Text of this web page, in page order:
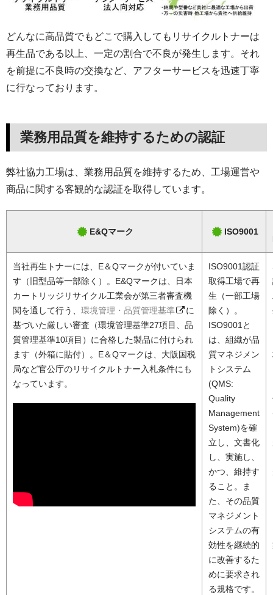
どんなに高品質でもどこで購入してもリサイクルトナーは
再生品である以上、一定の割合で不良が発生します。それ
を前提に不良時の交換など、アフターサービスを迅速丁寧
に行なっております。
業務用品質を維持するための認証
弊社協力工場は、業務用品質を維持するため、工場運営や
商品に関する客観的な認証を取得しています。
E&Qマーク ISO9001
当社再生トナーには、E＆Qマークが付いていま
す（旧型品等一部除く）。E&Qマークは、日本
カートリッジリサイクル工業会が第三者審査機
関を通して行う、 環境管理・品質管理基準
に
基づいた厳しい審査（環境管理基準27項目、品
質管理基準10項目）に合格した製品に付けられ
ます（外箱に貼付）。E＆Qマークは、大阪国税
局など官公庁のリサイクルトナー入札条件にも
なっています。
ISO9001認証
取得工場で再
生（一部工場
除く）。
ISO9001と
は、組織が品
質マネジメン
トシステム
(QMS:
Quality
Management
System)を確
立し、文書化
し、実施し、
かつ、維持す
ること。ま
た、その品質
マネジメント
システムの有
効性を継続的
に改善するた
めに要求され
る規格です。